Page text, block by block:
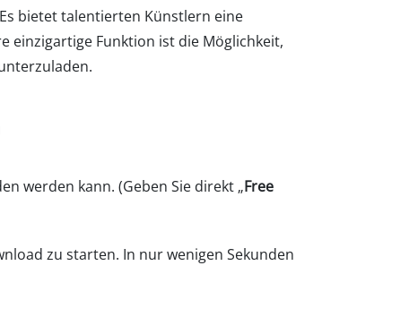
bietet talentierten Künstlern eine
einzigartige Funktion ist die Möglichkeit,
werden kann. (Geben Sie direkt „Free
zu starten. In nur wenigen Sekunden